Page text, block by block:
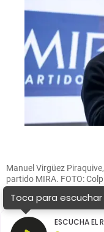
Manuel Virgüez
partido MIRA. FOTO:
Toca para escuchar
ESCUCHA EL